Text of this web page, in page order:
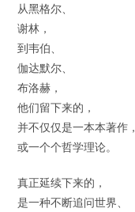
从黑格尔、
谢林，
到韦伯、
伽达默尔、
布洛赫，
他们留下来的，
并不仅仅是一本本著作，
或一个个哲学理论。
真正延续下来的，
是一种不断追问世界、